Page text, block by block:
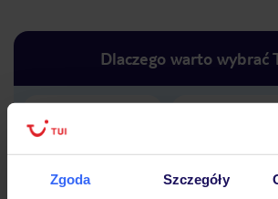
Zgoda Szczegóły
Dlaczego warto wybrać
Lider niskich cen
Największe
podróży w